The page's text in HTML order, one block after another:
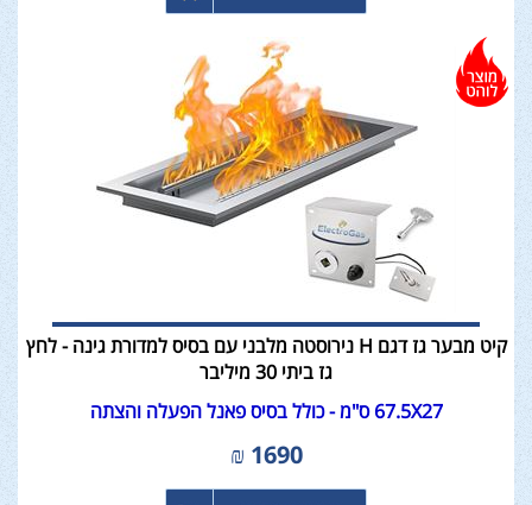
קיט מבער גז דגם H נירוסטה מלבני עם בסיס למדורת גינה - לחץ
גז ביתי 30 מיליבר
67.5X27 ס"מ - כולל בסיס פאנל הפעלה והצתה
1690
₪